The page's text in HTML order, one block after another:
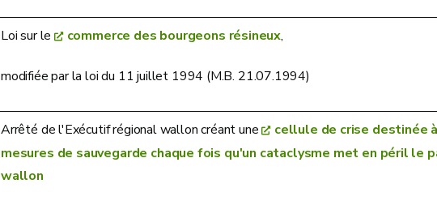
Loi sur le commerce des bourgeons résineux,
modifiée par la loi du 11 juillet 1994 (M.B. 21.07.1994)
Arrêté de l'Exécutif régional wallon créant une
cellule de crise destinée
mesures de sauvegarde chaque fois qu'un cataclysme met en péril le
wallon